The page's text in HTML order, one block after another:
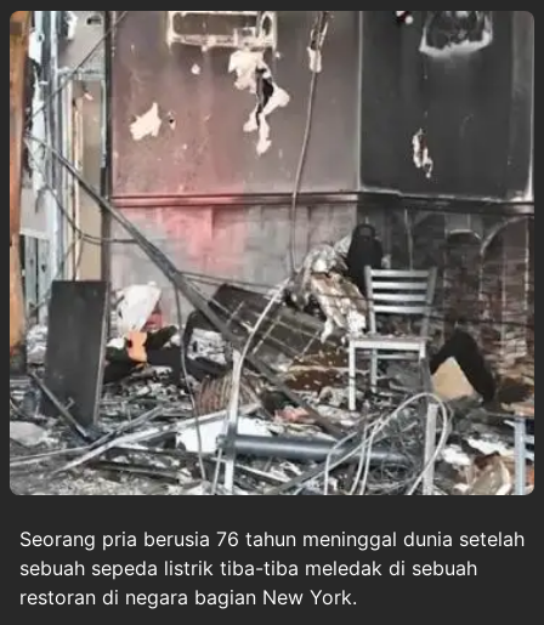
Seorang pria berusia 76 tahun meninggal dunia setelah
sebuah sepeda listrik tiba-tiba meledak di sebuah
restoran di negara bagian New York.